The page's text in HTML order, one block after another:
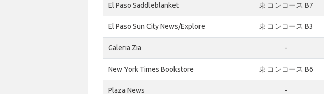
El Paso Saddleblanket 東 コンコース B7
El Paso Sun City News/Explore 東 コンコース B3
Galeria Zia -
New York Times Bookstore 東 コンコース B6
Plaza News -